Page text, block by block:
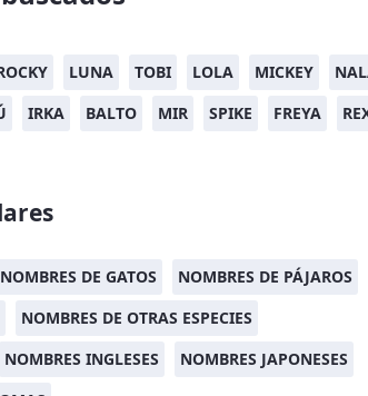
LUNA TOBI LOLA MICKEY
IRKA BALTO MIR SPIKE FREYA
NOMBRES DE GATOS
NOMBRES DE PÁJAROS
NOMBRES DE OTRAS ESPECIES
NOMBRES INGLESES
NOMBRES JAPONESES